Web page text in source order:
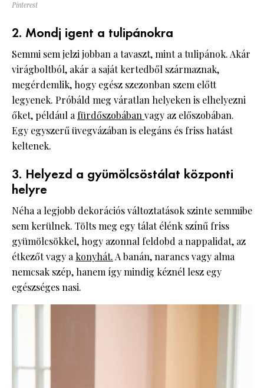
Pinterest
2. Mondj igent a tulipánokra
Semmi sem jelzi jobban a tavaszt, mint a tulipánok. Akár
virágboltból, akár a saját kertedből származnak,
megérdemlik, hogy egész szezonban szem előtt
legyenek. Próbáld meg váratlan helyeken is elhelyezni
őket, például a fürdőszobában vagy az előszobában.
Egy egyszerű üvegvázában is elegáns és friss hatást
keltenek.
3. Helyezd a gyümölcsöstálat központi
helyre
Néha a legjobb dekorációs változtatások szinte semmibe
sem kerülnek. Tölts meg egy tálat élénk színű friss
gyümölcsökkel, hogy azonnal feldobd a nappalidat, az
étkezőt vagy a konyhát. A banán, narancs vagy alma
nemcsak szép, hanem így mindig kéznél lesz egy
egészséges nasi.